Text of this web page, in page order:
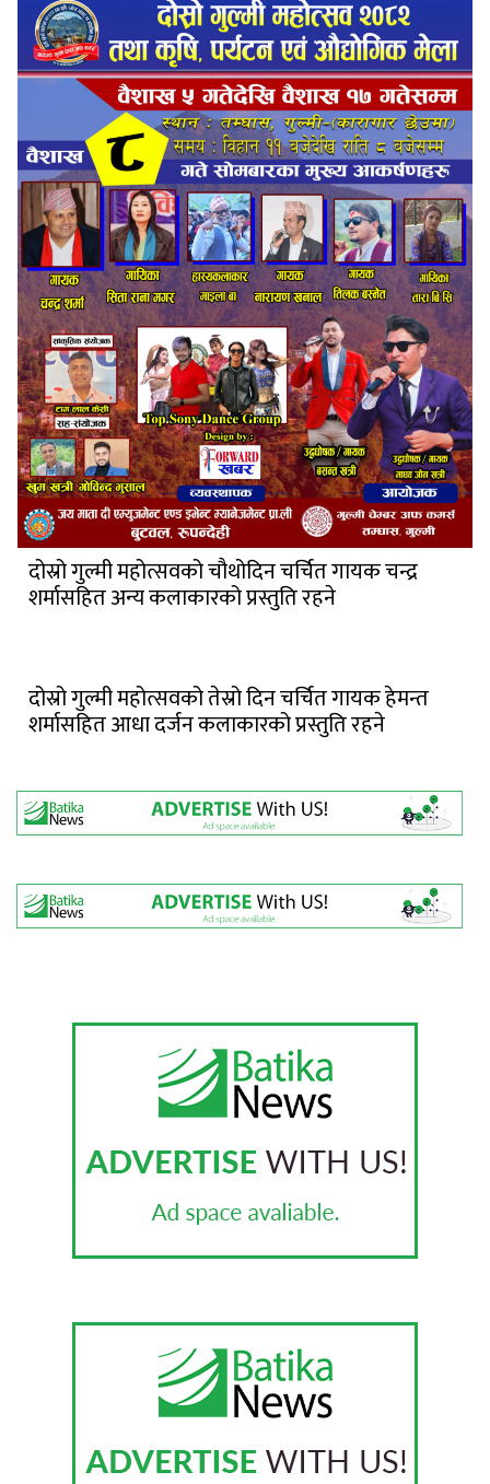
दोस्रो गुल्मी महोत्सवको चौथोदिन चर्चित गायक चन्द्र
शर्मासहित अन्य कलाकारको प्रस्तुति रहने
दोस्रो गुल्मी महोत्सवको तेस्रो दिन चर्चित गायक हेमन्त
शर्मासहित आधा दर्जन कलाकारको प्रस्तुति रहने